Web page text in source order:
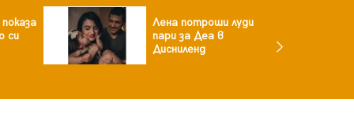
си
Лена потроши луди
пари за Деа в
Дисниленд